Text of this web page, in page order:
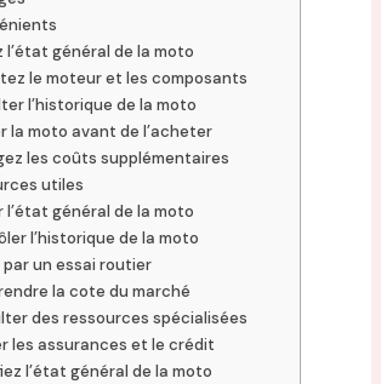
l’état général de la moto
le moteur et les composants
l’historique de la moto
la moto avant de l’acheter
les coûts supplémentaires
utiles
l’état général de la moto
l’historique de la moto
par un essai routier
la cote du marché
des ressources spécialisées
les assurances et le crédit
l’état général de la moto